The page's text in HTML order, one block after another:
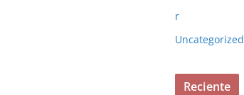
r
Uncategorized
Reciente